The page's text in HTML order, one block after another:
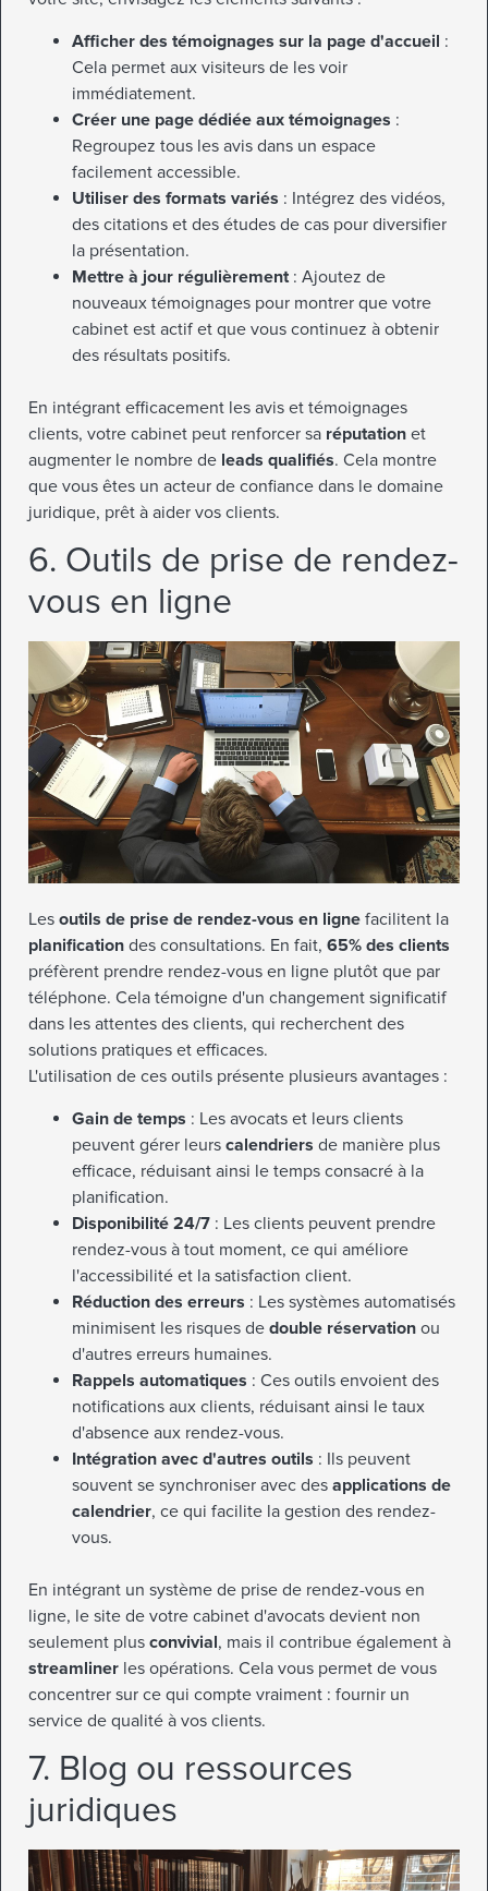
Afficher des témoignages sur la page d'accueil :
Cela permet aux visiteurs de les voir
immédiatement.
Créer une page dédiée aux témoignages :
Regroupez tous les avis dans un espace
facilement accessible.
Utiliser des formats variés : Intégrez des vidéos,
des citations et des études de cas pour diversifier
la présentation.
Mettre à jour régulièrement: Ajoutez de
nouveaux témoignages pour montrer que votre
cabinet est actif et que vous continuez à obtenir
des résultats positifs.
En intégrant efficacement les avis et témoignages
clients, votre cabinet peut renforcer sa réputation et
augmenter le nombre de leads qualifiés. Cela montre
que vous êtes un acteur de confiance dans le domaine
juridique, prêt à aider vos clients.
6. Outils de prise de rendez-
vous en ligne
Les outils de prise de rendez-vous en ligne facilitent la
planification des consultations. En fait, 65% des clients
préfèrent prendre rendez-vous en ligne plutôt que par
téléphone. Cela témoigne d'un changement significatif
dans les attentes des clients, qui recherchent des
solutions pratiques et efficaces.
L'utilisation de ces outils présente plusieurs avantages :
Gain de temps : Les avocats et leurs clients
peuvent gérer leurs calendriers de manière plus
efficace, réduisant ainsi le temps consacré à la
planification.
Disponibilité 24/7 : Les clients peuvent prendre
rendez-vous à tout moment, ce qui améliore
l'accessibilité et la satisfaction client.
Réduction des erreurs : Les systèmes automatisés
minimisent les risques de double réservation ou
d'autres erreurs humaines.
Rappels automatiques : Ces outils envoient des
notifications aux clients, réduisant ainsi le taux
d'absence aux rendez-vous.
Intégration avec d'autres outils : Ils peuvent
souvent se synchroniser avec des applications de
calendrier, ce qui facilite la gestion des rendez-
vous.
En intégrant un système de prise de rendez-vous en
ligne, le site de votre cabinet d'avocats devient non
seulement plus convivial, mais il contribue également à
streamliner les opérations. Cela vous permet de vous
concentrer sur ce qui compte vraiment : fournir un
service de qualité à vos clients.
7. Blog ou ressources
juridiques